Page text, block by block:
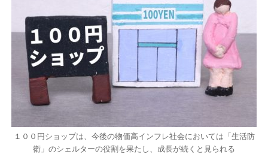
１００円ショップは、今後の物価高インフレ社会においては「生活防
衛」のシェルターの役割を果たし、成長が続くと見られる